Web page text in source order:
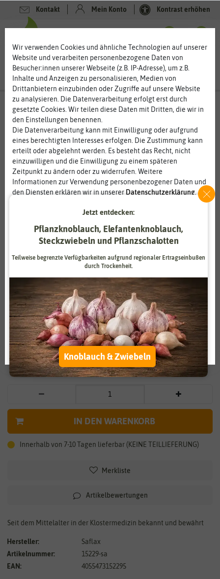
Kontakt Mein Konto Kontrast erhöhen
Vergrößern durch berühren
Hirtentäschel
4,75 €
*
* inkl. 7% MwSt. zzgl.Versandkosten
IN DEN WARENKORB
Innerhalb von 7-10 Tagen lieferbar (KEINE TEILLIEFERUNG)
Merkliste
Artikelbewertungen
Seit dem Mittelalter in der Klostermedizin bekannt und bewährt
Hersteller:
Saflax
Artikelnummer:
15229-sa
EAN:
4055473152295
Wir verwenden Cookies und ähnliche Technologien auf unserer
Website und verarbeiten personenbezogene Daten von
Besucher:innen unserer Webseite (z.B. IP-Adresse), um z.B.
Inhalte und Anzeigen zu personalisieren, Medien von
Drittanbietern einzubinden oder Zugriffe auf unsere Website
zu analysieren. Die Datenverarbeitung erfolgt erst durch
gesetzte Cookies. Wir teilen diese Daten mit Dritten, die wir in
den Einstellungen benennen.
Die Datenverarbeitung kann mit Einwilligung oder aufgrund
eines berechtigten Interesses erfolgen. Die Zustimmung kann
erteilt oder abgelehnt werden. Es besteht das Recht, nicht
einzuwilligen und die Einwilligung zu einem späteren
Zeitpunkt zu ändern oder zu widerrufen. Weitere
Informationen zur Verwendung personenbezogener Daten und
den Diensten erklären wir in unsererDaten­schutz­erklärung.
Statistik
Zahlungsdienstleister Marketing
Weitere Einstellungen
Alle akzeptieren
Alle ablehnen
Auswahl akzeptieren
Jetzt entdecken:
Pflanzknoblauch, Elefantenknoblauch,
Steckzwiebeln und Pflanzschalotten
Teilweise begrenzte Verfügbarkeiten aufgrund regionaler Ertragseinbußen
durch Trockenheit.
Knoblauch & Zwiebeln